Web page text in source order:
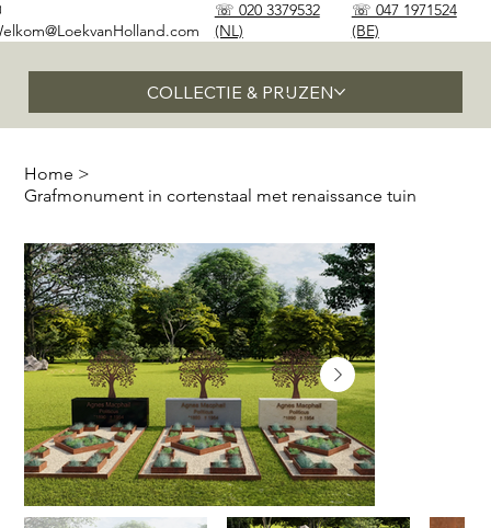
COLLECTIE & PRIJZEN
☏ 020 3379532
(NL)
☏ 047 1971524
(BE)
Home >
Grafmonument in cortenstaal met renaissance tuin